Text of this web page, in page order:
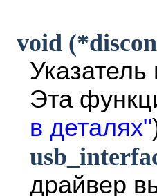
void
Эта
в деталях"
драйвер